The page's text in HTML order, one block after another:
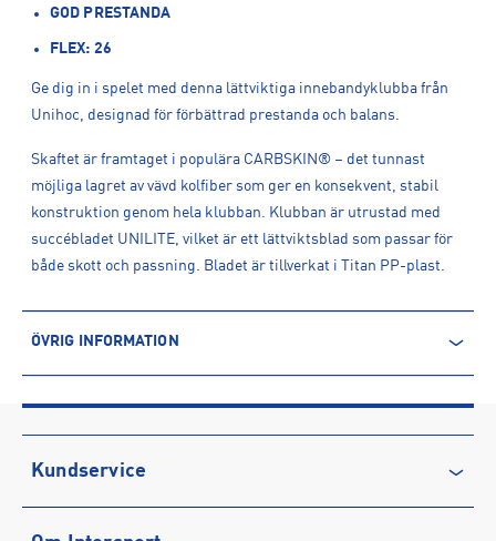
GOD PRESTANDA
FLEX: 26
Ge dig in i spelet med denna lättviktiga innebandyklubba från
Unihoc, designad för förbättrad prestanda och balans.
Skaftet är framtaget i populära CARBSKIN® – det tunnast
möjliga lagret av vävd kolfiber som ger en konsekvent, stabil
konstruktion genom hela klubban. Klubban är utrustad med
succébladet UNILITE, vilket är ett lättviktsblad som passar för
både skott och passning. Bladet är tillverkat i Titan PP-plast.
ÖVRIG INFORMATION
Produktnummer: 1602204
Leverantörens produktnummer: 12931
Artikelnummer: 160220402-Left
Kundservice